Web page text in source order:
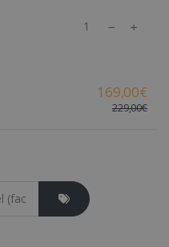
169,00€
229,00€